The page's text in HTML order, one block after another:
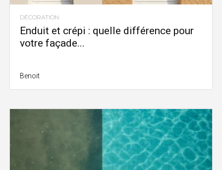
DÉCORATION
Enduit et crépi : quelle différence pour
votre façade...
Benoit